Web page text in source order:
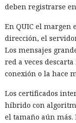
deben registrarse
En QUIC el margen
dirección, el
Los mensajes
red a veces
conexión o la hace
Los certificados
híbrido con
el tamaño aún más.